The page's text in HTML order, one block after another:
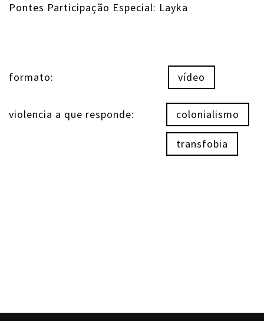
Pontes Participação Especial: Layka
formato: vídeo
violencia a que responde: colonialismo
transfobia